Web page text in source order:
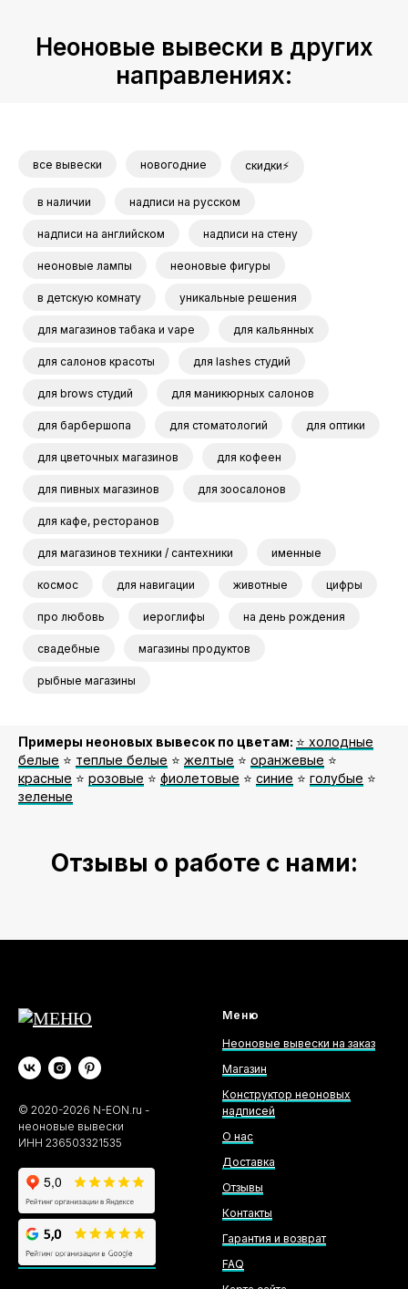
Неоновые вывески в других
направлениях:
все вывески новогодние скидки⚡
в наличии надписи на русском
надписи на английском надписи на стену
неоновые лампы неоновые фигуры
в детскую комнату уникальные решения
для магазинов табака и vape для кальянных
для салонов красоты для lashes студий
для brows студий для маникюрных салонов
для барбершопа для стоматологий для оптики
для цветочных магазинов для кофеен
для пивных магазинов для зоосалонов
для кафе, ресторанов
для магазинов техники / сантехники именные
космос для навигации животные цифры
про любовь иероглифы на день рождения
свадебные магазины продуктов
рыбные магазины
Примеры неоновых вывесок по цветам: ⭐️ холодные
белые ⭐️ теплые белые ⭐️ желтые ⭐️ оранжевые ⭐️
красные ⭐️ розовые ⭐️ фиолетовые ⭐️ синие ⭐️ голубые ⭐️
зеленые
Отзывы о работе с нами:
© 2020-2026 N-EON.ru -
неоновые вывески
ИНН 236503321535
Меню
Неоновые вывески на заказ
Магазин
Конструктор неоновых
надписей
О нас
Доставка
Отзывы
Контакты
Гарантия и возврат
FAQ